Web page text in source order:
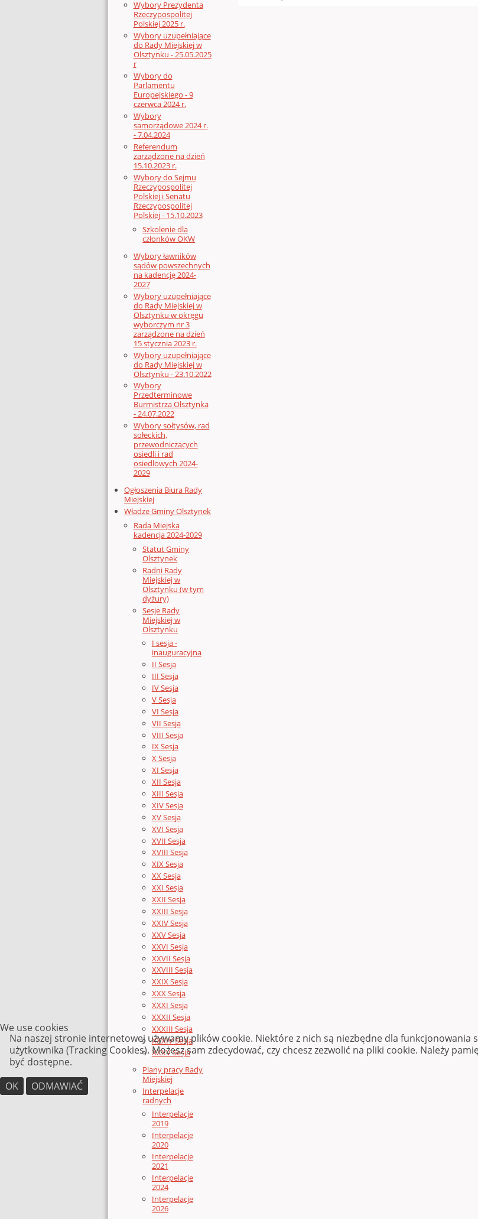
Wybory Prezydenta
Rzeczypospolitej
Polskiej 2025 r.
Wybory uzupełniające
do Rady Miejskiej w
Olsztynku - 25.05.2025
r
Wybory do
Parlamentu
Europejskiego - 9
czerwca 2024 r.
Wybory
samorządowe 2024 r.
- 7.04.2024
Referendum
zarządzone na dzień
15.10.2023 r.
Wybory do Sejmu
Rzeczypospolitej
Polskiej i Senatu
Rzeczypospolitej
Polskiej - 15.10.2023
Szkolenie dla
członków OKW
Wybory ławników
sądów powszechnych
na kadencję 2024-
2027
Wybory uzupełniające
do Rady Miejskiej w
Olsztynku w okręgu
wyborczym nr 3
zarządzone na dzień
15 stycznia 2023 r.
Wybory uzupełniające
do Rady Miejskiej w
Olsztynku - 23.10.2022
Wybory
Przedterminowe
Burmistrza Olsztynka
- 24.07.2022
Wybory sołtysów, rad
sołeckich,
przewodniczących
osiedli i rad
osiedlowych 2024-
2029
Ogłoszenia Biura Rady
Miejskiej
Władze Gminy Olsztynek
Rada Miejska
kadencja 2024-2029
Statut Gminy
Olsztynek
Radni Rady
Miejskiej w
Olsztynku (w tym
dyżury)
Sesje Rady
Miejskiej w
Olsztynku
I sesja -
inauguracyjna
II Sesja
III Sesja
IV Sesja
V Sesja
VI Sesja
VII Sesja
VIII Sesja
IX Sesja
X Sesja
XI Sesja
XII Sesja
XIII Sesja
XIV Sesja
XV Sesja
XVI Sesja
XVII Sesja
XVIII Sesja
XIX Sesja
XX Sesja
XXI Sesja
XXII Sesja
XXIII Sesja
XXIV Sesja
XXV Sesja
XXVI Sesja
XXVII Sesja
XXVIII Sesja
XXIX Sesja
XXX Sesja
XXXI Sesja
XXXII Sesja
XXXIII Sesja
XXXIV Sesja
XXXV Sesja
Plany pracy Rady
Miejskiej
Interpelacje
radnych
Interpelacje
2019
Interpelacje
2020
Interpelacje
2021
Interpelacje
2024
Interpelacje
2026
We use cookies
Na naszej stronie internetowej używamy plików cookie. Niektóre z nich są niezbędne dla
użytkownika (Tracking Cookies). Możesz sam zdecydować, czy chcesz zezwolić na pliki cookie. Należy
być dostępne.
OK
ODMAWIAĆ